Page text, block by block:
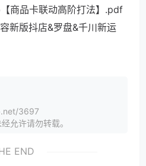
商品卡联动高阶打法】.pdf
新版抖店&罗盘&千川新运
3697
允许请勿转载。
END